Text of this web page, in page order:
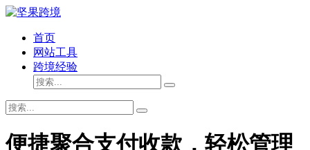
首页
网站工具
跨境经验
便捷聚合支付收款，轻松管理